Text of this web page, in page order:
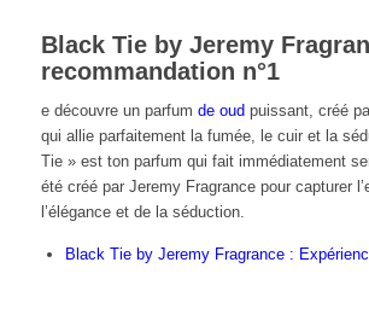
Black Tie by Jeremy
recommandation n°1
e découvre un parfum de oudpuissant, créé
qui allie parfaitement la fumée, le cuir et la
Tie » est ton parfum qui fait immédiatement
été créé par Jeremy Fragrance pour capturer
l’élégance et de la séduction.
Black Tie by Jeremy Fragrance :